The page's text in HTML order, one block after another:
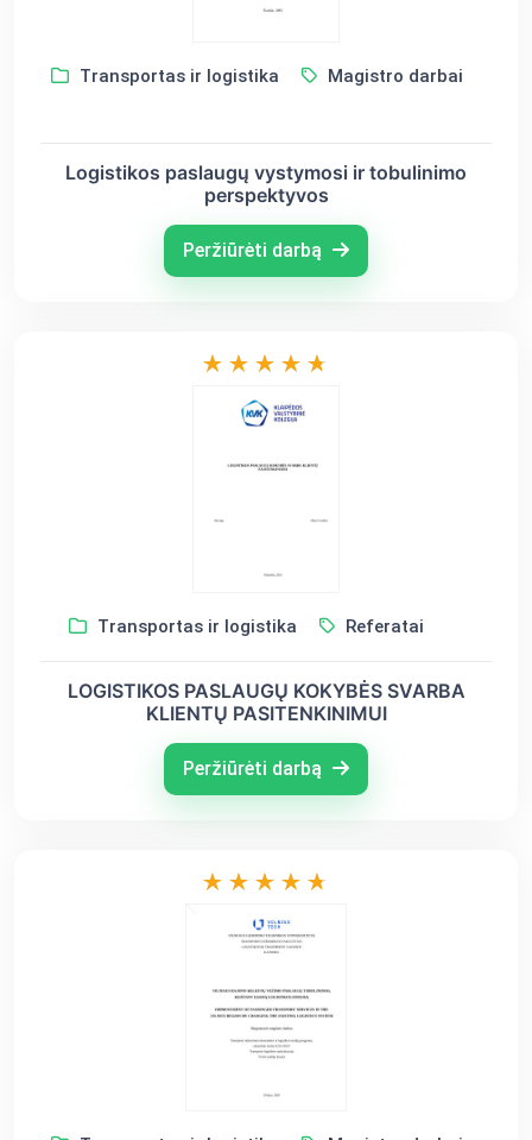
Transportas ir logistika Magistro darbai
Logistikos paslaugų vystymosi ir tobulinimo
perspektyvos
Peržiūrėti darbą
Transportas ir logistika Referatai
LOGISTIKOS PASLAUGŲ KOKYBĖS SVARBA
KLIENTŲ PASITENKINIMUI
Peržiūrėti darbą